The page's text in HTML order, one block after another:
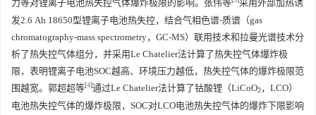
力等对锂离子电池热失控气体爆炸极限的影响。张伟等
采用外部加热诱
发2.6 Ah 18650型锂离子电池热失控，结合气相色谱-质谱（gas
chromatography-mass spectrometry，GC-MS）联用技术和拉曼光谱技术分
析了热失控气体组分，并采用Le Chatelier法计算了热失控气体爆炸极
限，表明锂离子电池SOC越高、环境压力越低，热失控气体的爆炸极限范
围越宽。郭超超等[4]通过Le Chatelier法计算了钴酸锂（LiCoO2，LCO）
电池热失控气体的爆炸极限，SOC对LCO电池热失控气体的爆炸下限影响